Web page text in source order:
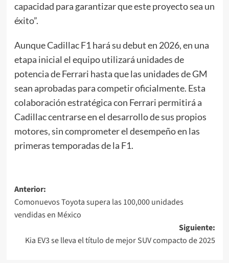
capacidad para garantizar que este proyecto sea un
éxito”.
Aunque Cadillac F1 hará su debut en 2026, en una
etapa inicial el equipo utilizará unidades de
potencia de Ferrari hasta que las unidades de GM
sean aprobadas para competir oficialmente. Esta
colaboración estratégica con Ferrari permitirá a
Cadillac centrarse en el desarrollo de sus propios
motores, sin comprometer el desempeño en las
primeras temporadas de la F1.
Navegación
de
entradas
Anterior:
Comonuevos Toyota supera las 100,000 unidades
vendidas en México
Siguiente:
Kia EV3 se lleva el título de mejor SUV compacto de 2025